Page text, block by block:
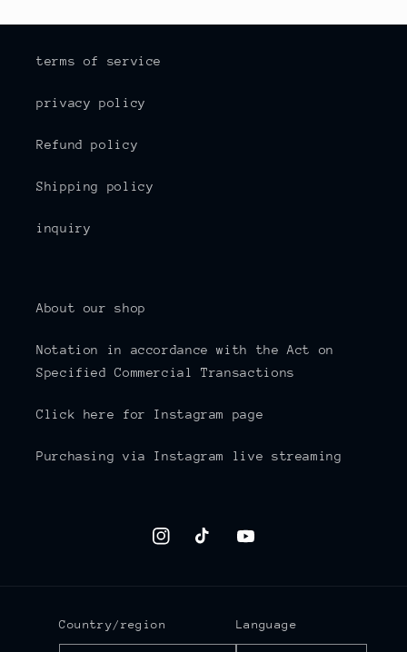
terms of service
privacy policy
Refund policy
Shipping policy
inquiry
About our shop
Notation in accordance with the Act on
Specified Commercial Transactions
Click here for Instagram page
Purchasing via Instagram live streaming
InstagramTikTokYouTube
Country/region Language